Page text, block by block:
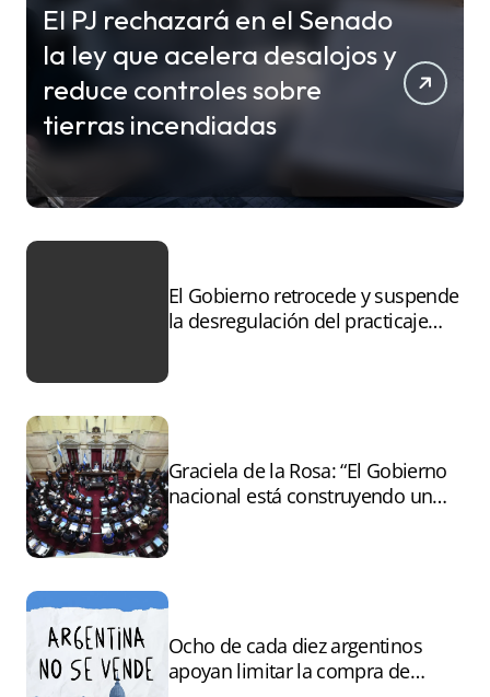
El PJ rechazará en el Senado
la ley que acelera desalojos y
reduce controles sobre
tierras incendiadas
El Gobierno retrocede y suspende
la desregulación del practicaje
Graciela de la Rosa: “El Gobierno
nacional está construyendo un
Ocho de cada diez argentinos
apoyan limitar la compra de